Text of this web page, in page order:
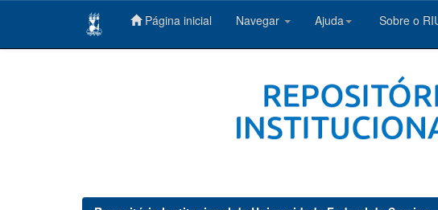
Página inicial Navegar Ajuda Sobre o